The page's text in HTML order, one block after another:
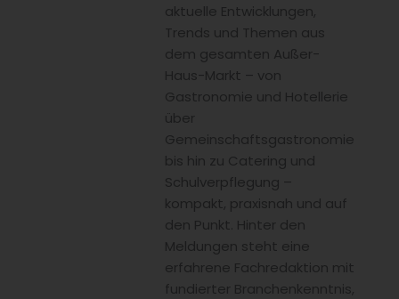
aktuelle Entwicklungen,
Trends und Themen aus
dem gesamten Außer-
Haus-Markt – von
Gastronomie und Hotellerie
über
Gemeinschaftsgastronomie
bis hin zu Catering und
Schulverpflegung –
kompakt, praxisnah und auf
den Punkt. Hinter den
Meldungen steht eine
erfahrene Fachredaktion mit
fundierter Branchenkenntnis,